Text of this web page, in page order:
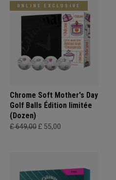
ONLINE EXCLUSIVE
Chrome Soft Mother's Day
Golf Balls Édition limitée
(Dozen)
£ 649,00 £ 55,00